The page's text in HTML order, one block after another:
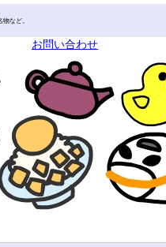
など。
お問い合わせ